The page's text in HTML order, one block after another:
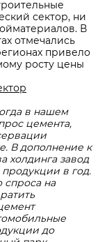
сектор, ни
В
отмечались
привело
росту цены
в нашем
цемента,
В дополнение к
холдинга завод
продукции в год.
спроса на
до